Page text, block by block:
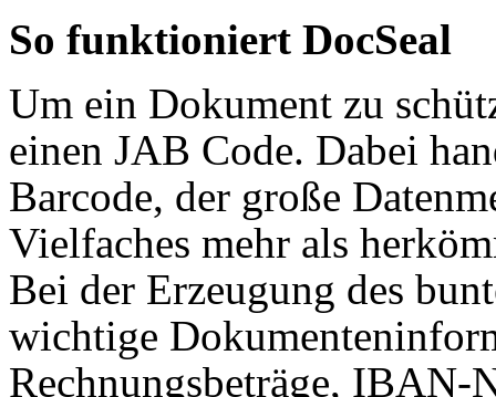
So funktioniert DocSeal
Um ein Dokument zu
einen JAB Code. Dabei
Barcode, der große
Vielfaches mehr als
Bei der Erzeugung des
wichtige
Rechnungsbeträge, IBAN-